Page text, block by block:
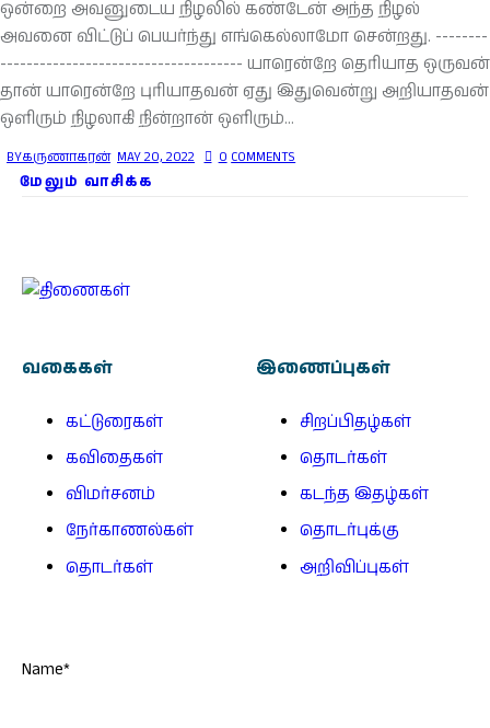
ஒன்றை அவனுடைய நிழலில் கண்டேன் அந்த நிழல்
அவனை விட்டுப் பெயர்ந்து எங்கெல்லாமோ சென்றது. --------
------------------------------------- யாரென்றே தெரியாத ஒருவன்
தான் யாரென்றே புரியாதவன் ஏது இதுவென்று அறியாதவன்
ஒளிரும் நிழலாகி நின்றான் ஒளிரும்…
BYகருணாகரன் MAY 20, 2022 0 COMMENTS
மேலும் வாசிக்க
வகைகள்
கட்டுரைகள்
கவிதைகள்
விமர்சனம்
நேர்காணல்கள்
தொடர்கள்
இணைப்புகள்
சிறப்பிதழ்கள்
தொடர்கள்
கடந்த இதழ்கள்
தொடர்புக்கு
அறிவிப்புகள்
Name*